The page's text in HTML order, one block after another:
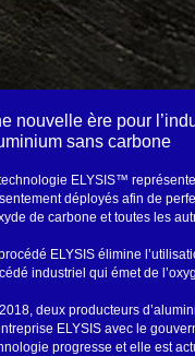
nouvelle ère pour
sans carbone
ELYSIS™
déployés afin de
de carbone et toutes les
ELYSIS élimine
industriel qui émet de
deux producteurs
ELYSIS avec le
progresse et elle est